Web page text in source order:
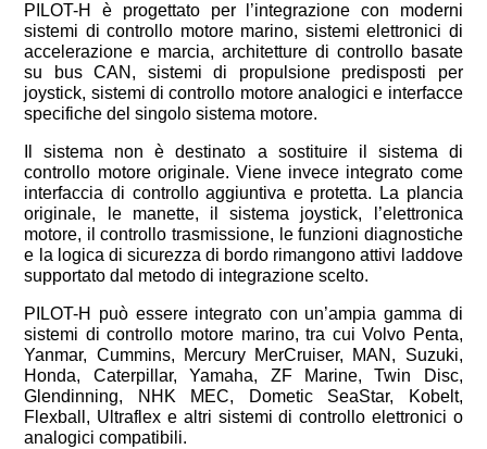
PILOT-H è progettato per l’integrazione con moderni
sistemi di controllo motore marino, sistemi elettronici di
accelerazione e marcia, architetture di controllo basate
su bus CAN, sistemi di propulsione predisposti per
joystick, sistemi di controllo motore analogici e interfacce
specifiche del singolo sistema motore.
Il sistema non è destinato a sostituire il sistema di
controllo motore originale. Viene invece integrato come
interfaccia di controllo aggiuntiva e protetta. La plancia
originale, le manette, il sistema joystick, l’elettronica
motore, il controllo trasmissione, le funzioni diagnostiche
e la logica di sicurezza di bordo rimangono attivi laddove
supportato dal metodo di integrazione scelto.
PILOT-H può essere integrato con un’ampia gamma di
sistemi di controllo motore marino, tra cui Volvo Penta,
Yanmar, Cummins, Mercury MerCruiser, MAN, Suzuki,
Honda, Caterpillar, Yamaha, ZF Marine, Twin Disc,
Glendinning, NHK MEC, Dometic SeaStar, Kobelt,
Flexball, Ultraflex e altri sistemi di controllo elettronici o
analogici compatibili.